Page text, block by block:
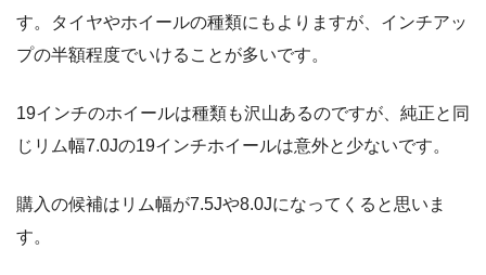
す。タイヤやホイールの種類にもよりますが、インチアッ
プの半額程度でいけることが多いです。
19インチのホイールは種類も沢山あるのですが、純正と同
じリム幅7.0Jの19インチホイールは意外と少ないです。
購入の候補はリム幅が7.5Jや8.0Jになってくると思いま
す。